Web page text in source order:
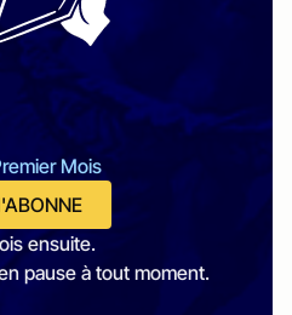
Mois
ensuite.
pause à tout moment.